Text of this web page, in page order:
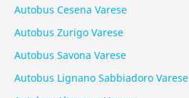
Autobus Cesena Varese
Autobus Zurigo Varese
Autobus Savona Varese
Autobus Lignano Sabbiadoro Varese